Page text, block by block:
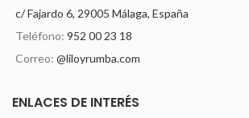
c/ Fajardo 6, 29005 Málaga, España
Teléfono: 952 00 23 18
Correo: @liloyrumba.com
ENLACES DE INTERÉS